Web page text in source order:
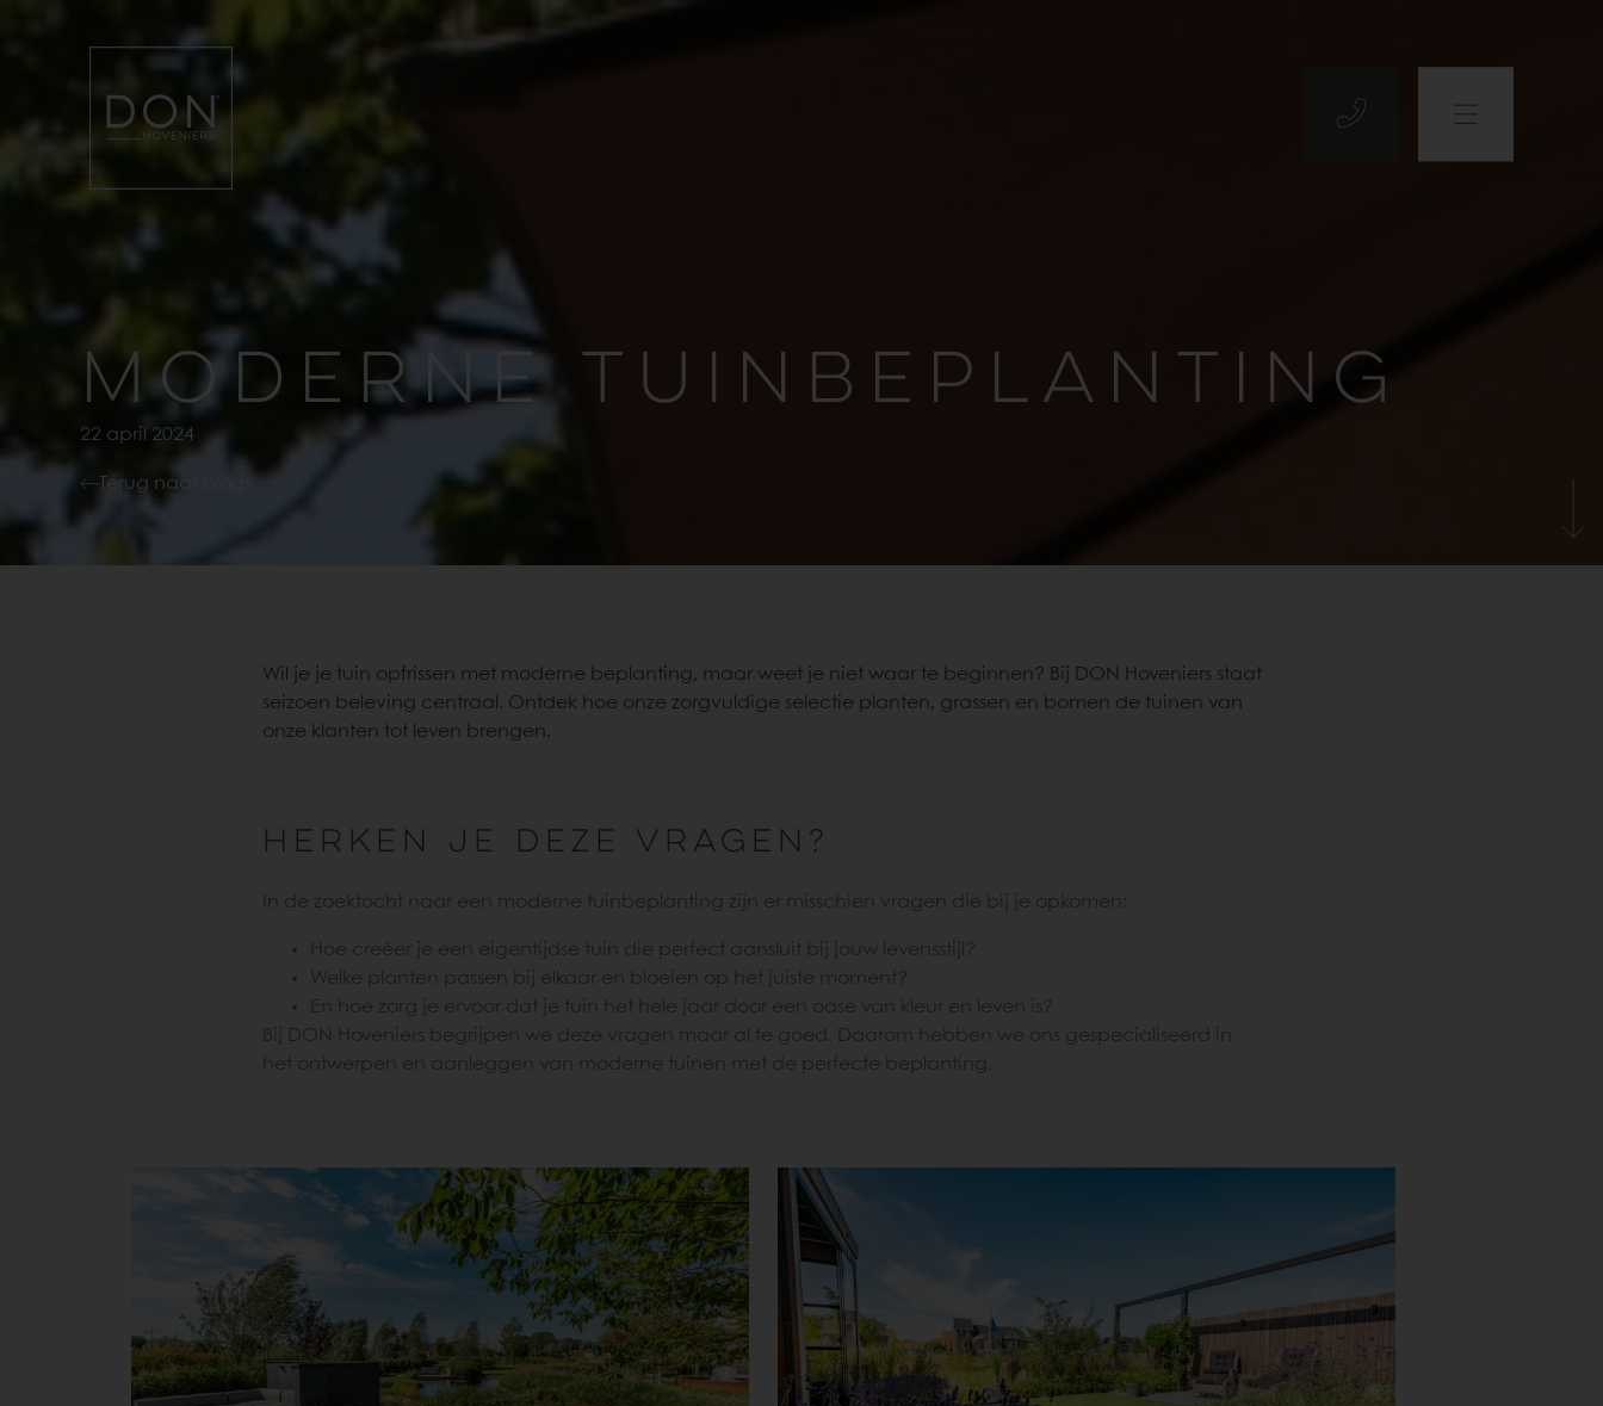
MODERNE TUINBEPLANTING
22 april 2024
Terug naar blogs
Wil je je tuin opfrissen met moderne beplanting, maar weet je niet waar te beginnen? Bij DON Hoveniers staat
seizoen beleving centraal. Ontdek hoe onze zorgvuldige selectie planten, grassen en bomen de tuinen van
onze klanten tot leven brengen.
Herken je deze vragen?
In de zoektocht naar een moderne tuinbeplanting zijn er misschien vragen die bij je opkomen:
Hoe creëer je een eigentijdse tuin die perfect aansluit bij jouw levensstijl?
Welke planten passen bij elkaar en bloeien op het juiste moment?
En hoe zorg je ervoor dat je tuin het hele jaar door een oase van kleur en leven is?
Bij DON Hoveniers begrijpen we deze vragen maar al te goed. Daarom hebben we ons gespecialiseerd in
het ontwerpen en aanleggen van moderne tuinen met de perfecte beplanting.